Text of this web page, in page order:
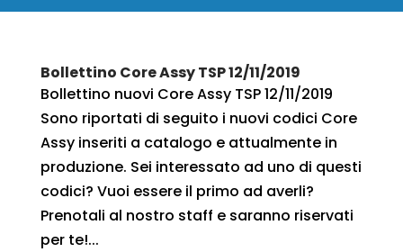
Bollettino Core Assy TSP 12/11/2019
Bollettino nuovi Core Assy TSP 12/11/2019
Sono riportati di seguito i nuovi codici Core
Assy inseriti a catalogo e attualmente in
produzione. Sei interessato ad uno di questi
codici? Vuoi essere il primo ad averli?
Prenotali al nostro staff e saranno riservati
per te!...